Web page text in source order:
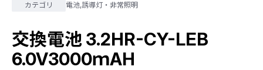
カテゴリ 電池,誘導灯・非常照明
交換電池 3.2HR-CY-LEB
6.0V3000ｍAH